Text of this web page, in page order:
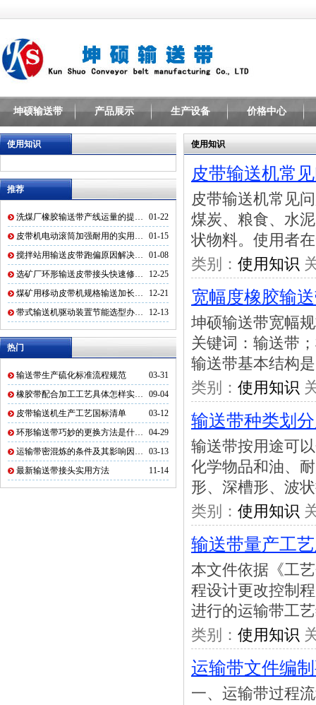
坤硕输送带 产品展示 生产设备 价格中心
使用知识
推荐
01-22
洗煤厂橡胶输送带产线运量的提…
01-15
皮带机电动滚筒加强耐用的实用…
01-08
搅拌站用输送皮带跑偏原因解决…
12-25
选矿厂环形输送皮带接头快速修…
12-21
煤矿用移动皮带机规格输送加长…
12-13
带式输送机驱动装置节能选型办…
热门
03-31
输送带生产硫化标准流程规范
09-04
橡胶带配合加工工艺具体怎样实…
03-12
皮带输送机生产工艺国标清单
04-29
环形输送带巧妙的更换方法是什…
03-13
运输带密混炼的条件及其影响因…
11-14
最新输送带接头实用方法
使用知识
皮带输送机常
皮带输送机常见
煤炭、粮食、水
状物料。使用者
类别： 使用知识
宽幅度橡胶输
坤硕输送带宽幅
关键词：输送带
输送带基本结构
类别： 使用知识
输送带种类划
输送带按用途可
化学物品和油、
形、深槽形、波
类别： 使用知识
输送带量产工
本文件依据《工
程设计更改控制
进行的运输带工
类别： 使用知识
运输带文件编
一、运输带过程